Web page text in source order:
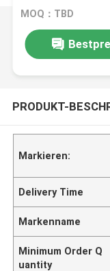
medizinische
MOQ：TBD
PRODUKT-
Markieren:
Delivery Time
Markenname
Minimum Order Q
uantity